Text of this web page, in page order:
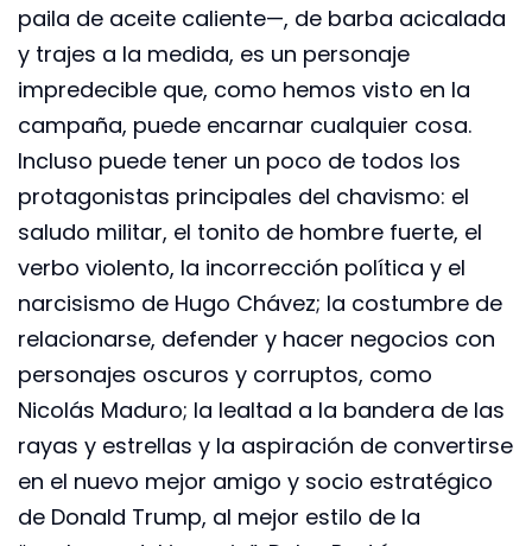
paila de aceite caliente—, de barba acicalada
y trajes a la medida, es un personaje
impredecible que, como hemos visto en la
campaña, puede encarnar cualquier cosa.
Incluso puede tener un poco de todos los
protagonistas principales del chavismo: el
saludo militar, el tonito de hombre fuerte, el
verbo violento, la incorrección política y el
narcisismo de Hugo Chávez; la costumbre de
relacionarse, defender y hacer negocios con
personajes oscuros y corruptos, como
Nicolás Maduro; la lealtad a la bandera de las
rayas y estrellas y la aspiración de convertirse
en el nuevo mejor amigo y socio estratégico
de Donald Trump, al mejor estilo de la